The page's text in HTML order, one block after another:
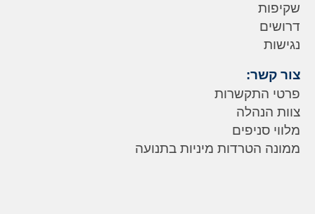
שקיפות
דרושים
נגישות
צור קשר:
פרטי התקשרות
צוות הנהלה
מלווי סניפים
ממונה הטרדות מיניות בתנועה